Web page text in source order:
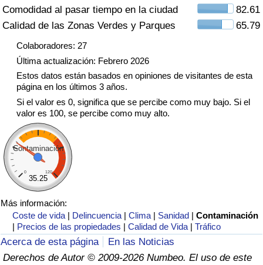
Comodidad al pasar tiempo en la ciudad
82.61
Calidad de las Zonas Verdes y Parques
65.79
Colaboradores: 27
Última actualización: Febrero 2026
Estos datos están basados en opiniones de visitantes de esta
página en los últimos 3 años.
Si el valor es 0, significa que se percibe como muy bajo. Si el
valor es 100, se percibe como muy alto.
Contaminación
0 120
35.25
Más información:
Coste de vida | Delincuencia |Clima | Sanidad |Contaminación
| Precios de las propiedades |Calidad de Vida |Tráfico
Acerca de esta página
En las Noticias
Derechos de Autor © 2009-2026 Numbeo. El uso de este
Tráfico
Índice de Tráfico
Índice de Tráfico (Actual)
Índice de Tráfico por País